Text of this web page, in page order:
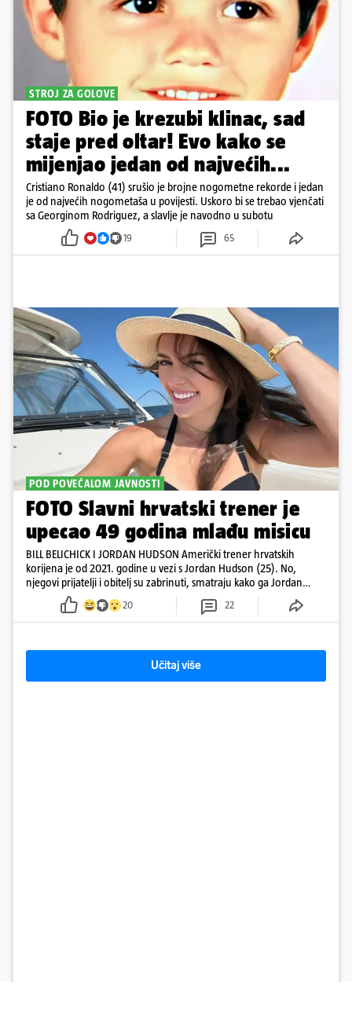
STROJ ZA GOLOVE
FOTO Bio je krezubi klinac, sad
staje pred oltar! Evo kako se
mijenjao jedan od najvećih...
Cristiano Ronaldo (41) srušio je brojne nogometne rekorde i jedan
je od najvećih nogometaša u povijesti. Uskoro bi se trebao vjenčati
sa Georginom Rodriguez, a slavlje je navodno u subotu
19 65
POD POVEĆALOM JAVNOSTI
FOTO Slavni hrvatski trener je
upecao 49 godina mlađu misicu
BILL BELICHICK I JORDAN HUDSON Američki trener hrvatskih
korijena je od 2021. godine u vezi s Jordan Hudson (25). No,
njegovi prijatelji i obitelj su zabrinuti, smatraju kako ga Jordan
kontrolira
20 22
Učitaj više